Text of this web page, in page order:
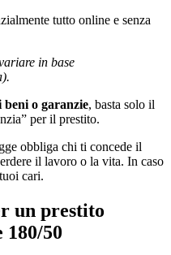
tutto online e senza
in base
beni o garanzie, basta solo il
per il prestito.
obbliga chi ti concede il
il lavoro o la vita. In caso
cari.
un prestito
180/50